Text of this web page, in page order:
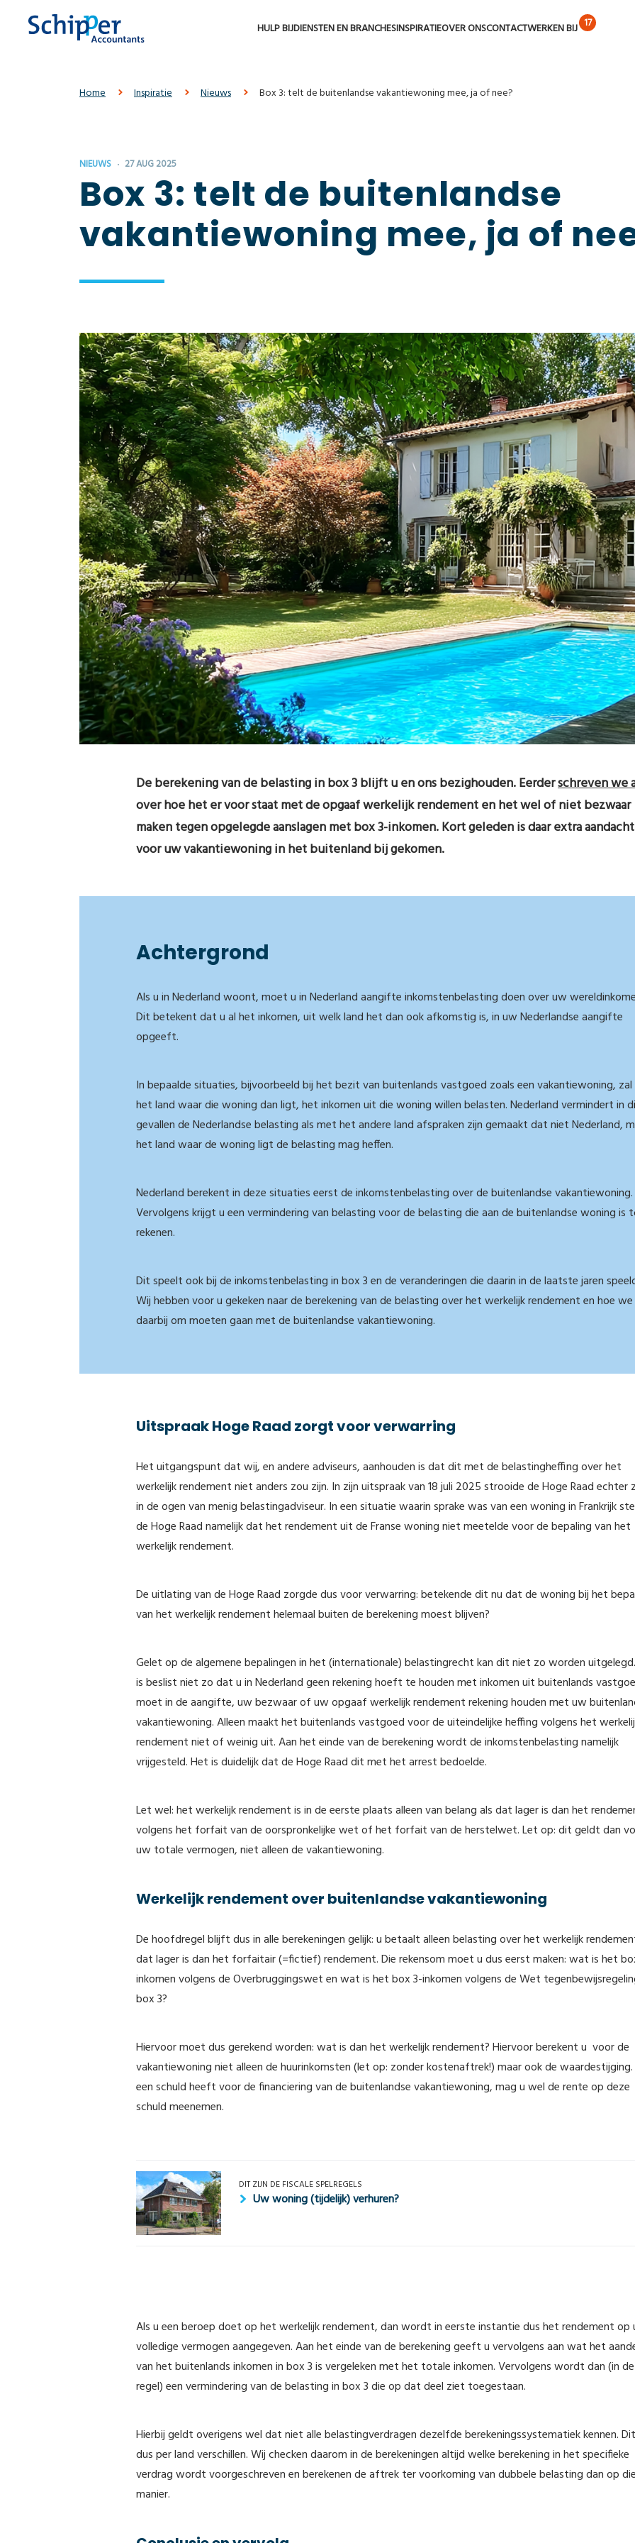
HULP BIJDIENSTEN EN BRANCHESINSPIRATIEOVER ONSCONTACTWERKEN BIJ
Home Inspiratie Nieuws Box 3: telt de buitenlandse vakantiewoning mee, ja of nee?
NIEUWS 27 AUG 2025
Box 3: telt de buitenlandse
vakantiewoning mee, ja of
De berekening van de belasting in box 3 blijft u en ons bezighouden. Eerderschreven we
over hoe het er voor staat met de opgaaf werkelijk rendement en het wel of niet bezwaar
maken tegen opgelegde aanslagen met box 3-inkomen. Kort geleden is daar extra aandacht
voor uw vakantiewoning in het buitenland bij gekomen.
Achtergrond
Als u in Nederland woont, moet u in Nederland aangifte inkomstenbelasting doen over uw
Dit betekent dat u al het inkomen, uit welk land het dan ook afkomstig is, in uw Nederlandse aangifte
opgeeft.
In bepaalde situaties, bijvoorbeeld bij het bezit van buitenlands vastgoed zoals een vakantiewoning,
het land waar die woning dan ligt, het inkomen uit die woning willen belasten. Nederland vermindert in
gevallen de Nederlandse belasting als met het andere land afspraken zijn gemaakt dat niet Nederland,
het land waar de woning ligt de belasting mag heffen.
Nederland berekent in deze situaties eerst de inkomstenbelasting over de buitenlandse vakantiewoning.
Vervolgens krijgt u een vermindering van belasting voor de belasting die aan de buitenlandse woning is
rekenen.
Dit speelt ook bij de inkomstenbelasting in box 3 en de veranderingen die daarin in de laatste jaren
Wij hebben voor u gekeken naar de berekening van de belasting over het werkelijk rendement en hoe we
daarbij om moeten gaan met de buitenlandse vakantiewoning.
Uitspraak Hoge Raad zorgt voor verwarring
Het uitgangspunt dat wij, en andere adviseurs, aanhouden is dat dit met de belastingheffing over het
werkelijk rendement niet anders zou zijn. In zijn uitspraak van 18 juli 2025 strooide de Hoge Raad echter
in de ogen van menig belastingadviseur. In een situatie waarin sprake was van een woning in Frankrijk
de Hoge Raad namelijk dat het rendement uit de Franse woning niet meetelde voor de bepaling van het
werkelijk rendement.
De uitlating van de Hoge Raad zorgde dus voor verwarring: betekende dit nu dat de woning bij het
van het werkelijk rendement helemaal buiten de berekening moest blijven?
Gelet op de algemene bepalingen in het (internationale) belastingrecht kan dit niet zo worden
is beslist niet zo dat u in Nederland geen rekening hoeft te houden met inkomen uit buitenlands
moet in de aangifte, uw bezwaar of uw opgaaf werkelijk rendement rekening houden met uw
vakantiewoning. Alleen maakt het buitenlands vastgoed voor de uiteindelijke heffing volgens het
rendement niet of weinig uit. Aan het einde van de berekening wordt de inkomstenbelasting namelijk
vrijgesteld. Het is duidelijk dat de Hoge Raad dit met het arrest bedoelde.
Let wel: het werkelijk rendement is in de eerste plaats alleen van belang als dat lager is dan het
volgens het forfait van de oorspronkelijke wet of het forfait van de herstelwet. Let op: dit geldt dan
uw totale vermogen, niet alleen de vakantiewoning.
Werkelijk rendement over buitenlandse vakantiewoning
De hoofdregel blijft dus in alle berekeningen gelijk: u betaalt alleen belasting over het werkelijk
dat lager is dan het forfaitair (=fictief) rendement. Die rekensom moet u dus eerst maken: wat is het
inkomen volgens de Overbruggingswet en wat is het box 3-inkomen volgens de Wet
box 3?
Hiervoor moet dus gerekend worden: wat is dan het werkelijk rendement? Hiervoor berekent u voor de
vakantiewoning niet alleen de huurinkomsten (let op: zonder kostenaftrek!) maar ook de waardestijging.
een schuld heeft voor de financiering van de buitenlandse vakantiewoning, mag u wel de rente op deze
schuld meenemen.
DIT ZIJN DE FISCALE SPELREGELS
Uw woning (tijdelijk) verhuren?
Als u een beroep doet op het werkelijk rendement, dan wordt in eerste instantie dus het rendement op
volledige vermogen aangegeven. Aan het einde van de berekening geeft u vervolgens aan wat het
van het buitenlands inkomen in box 3 is vergeleken met het totale inkomen. Vervolgens wordt dan (in de
regel) een vermindering van de belasting in box 3 die op dat deel ziet toegestaan.
Hierbij geldt overigens wel dat niet alle belastingverdragen dezelfde berekeningssystematiek kennen.
dus per land verschillen. Wij checken daarom in de berekeningen altijd welke berekening in het specifieke
verdrag wordt voorgeschreven en berekenen de aftrek ter voorkoming van dubbele belasting dan op die
manier.